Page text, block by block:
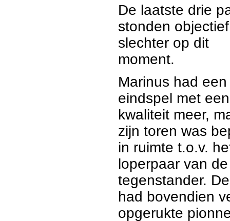
De laatste drie
stonden objectief
slechter op dit
moment.
Marinus had een
eindspel met een
kwaliteit meer,
zijn toren was
in ruimte t.o.v.
loperpaar van de
tegenstander.
had bovendien
opgerukte